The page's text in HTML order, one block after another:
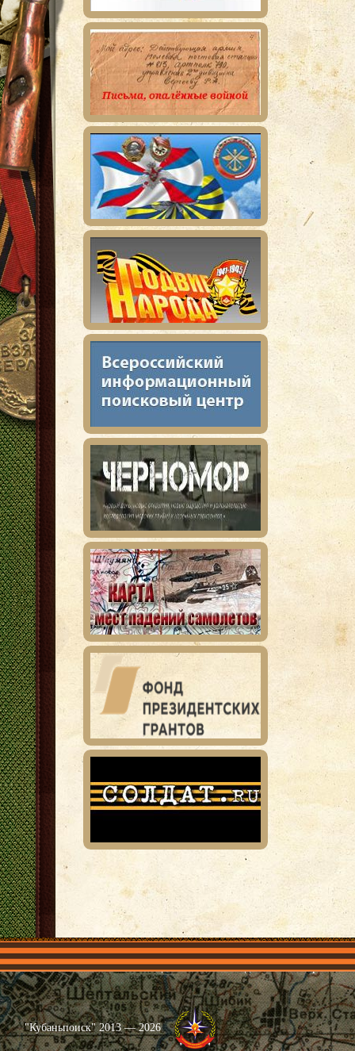
Главная Имена Общественные объединения Проекты
"Кубаньпоиск" 2013 — 2026